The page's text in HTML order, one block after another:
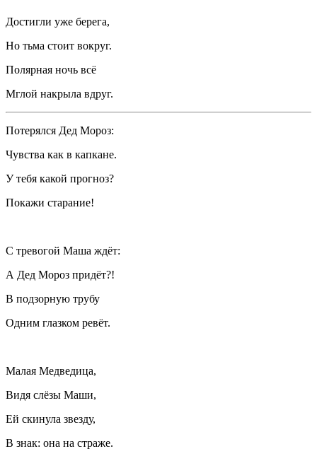
Достигли уже берега,
Но тьма стоит вокруг.
Полярная ночь всё
Мглой накрыла вдруг.
Потерялся Дед Мороз:
Чувства как в капкане.
У тебя какой прогноз?
Покажи старание!
С тревогой Маша ждёт:
А Дед Мороз придёт?!
В подзорную трубу
Одним глазком ревёт.
Малая Медведица,
Видя слёзы Маши,
Ей скинула звезду,
В знак: она на страже.